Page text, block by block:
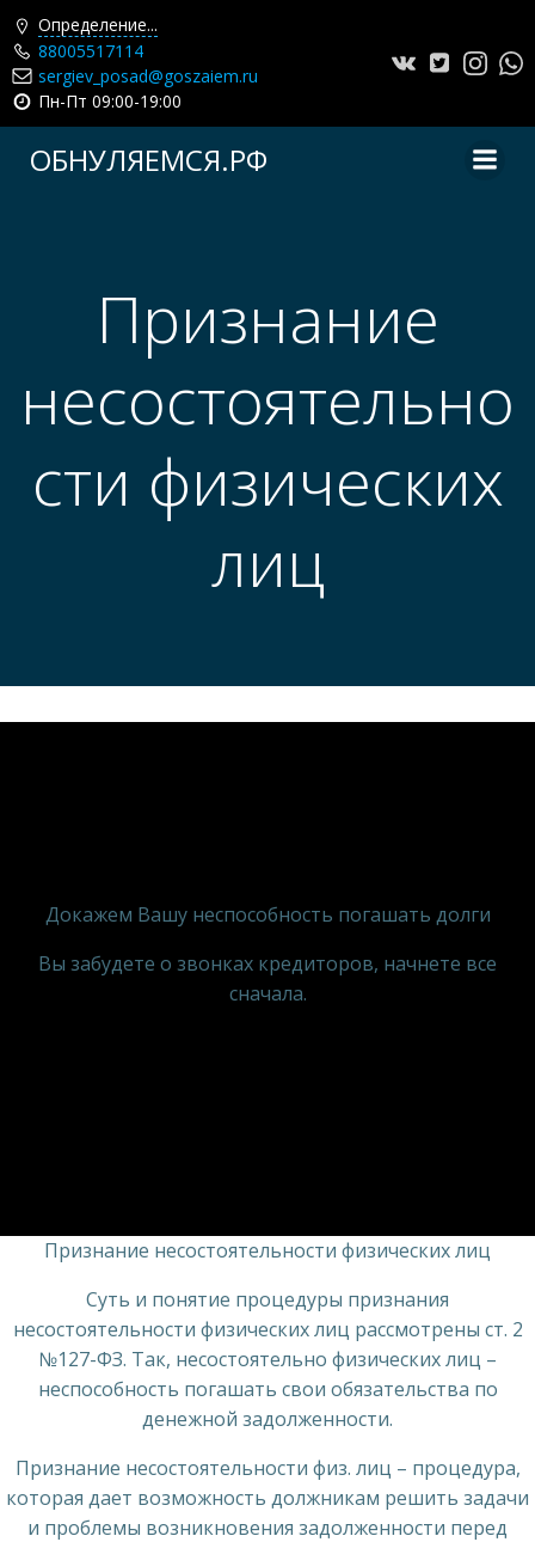
Определение...
88005517114
sergiev_posad@goszaiem.ru
Пн-Пт 09:00-19:00
ОБНУЛЯЕМСЯ.РФ
Признание
несостоятельно
сти физических
лиц
Докажем Вашу неспособность погашать долги
Вы забудете о звонках кредиторов, начнете все
сначала.
Признание несостоятельности физических лиц
Суть и понятие процедуры признания
несостоятельности физических лиц рассмотрены ст. 2
№127-ФЗ. Так, несостоятельно физических лиц –
неспособность погашать свои обязательства по
денежной задолженности.
Признание несостоятельности физ. лиц – процедура,
которая дает возможность должникам решить задачи
и проблемы возникновения задолженности перед